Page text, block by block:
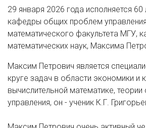
29 января 2026 года исполняется 60
кафедры общих проблем
математического факультета МГУ,
математических наук, Максима
Максим Петрович является
круге задач в области экономики и
вычислительной математике,
управления, он - ученик К.Г.